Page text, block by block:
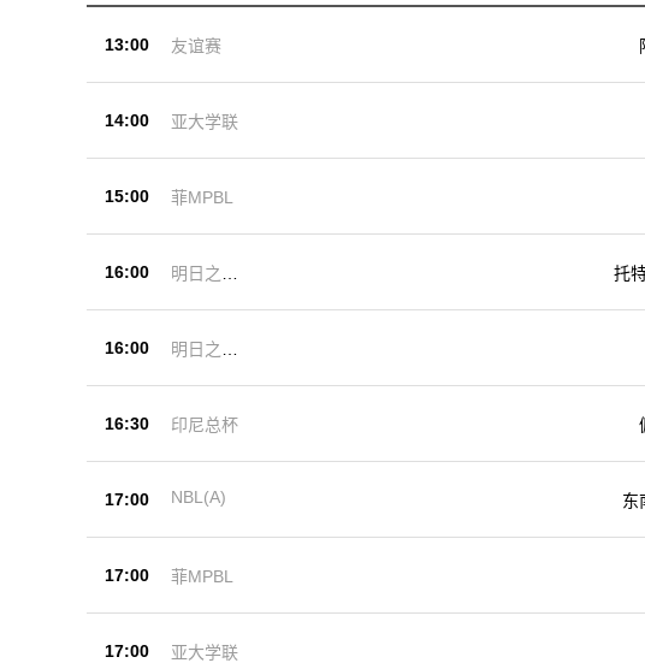
13:00 友谊赛
14:00 亚大学联
15:00 菲MPBL
16:00
明日之星
托
16:00
明日之星
16:30 印尼总杯
17:00 NBL(A) 东
17:00 菲MPBL
17:00 亚大学联